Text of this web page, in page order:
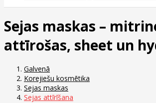
Sejas maskas –
attīrošas, sheet un
Galvenā
Korejiešu kosmētika
Sejas maskas
Sejas attīrīšana